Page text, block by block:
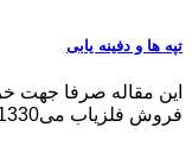
تپه ها و دفینه یابی
این مقاله صرفا جهت
فروش فلزیاب می09102191330